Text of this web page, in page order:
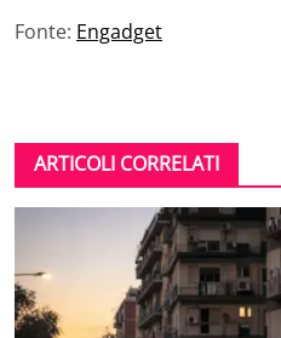
Fonte: Engadget
ARTICOLI CORRELATI